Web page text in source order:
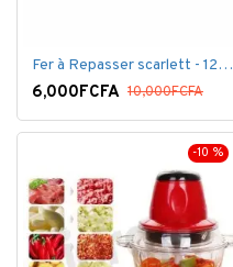
Fer à Repasser scarlett - 1200 W - Bleu Blanc
6,000FCFA 10,000FCFA
-10 %